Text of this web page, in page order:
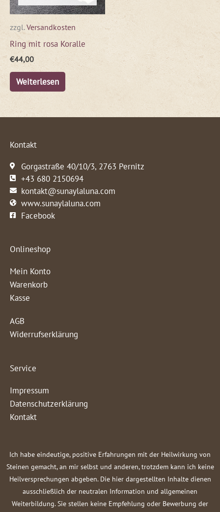
zzgl.Versandkosten
Ring mit rosa Koralle
€44,00
Weiterlesen
Kontakt
Gorgastraße 40/10/3, 2763 Pernitz
+43 680 2150694
kontakt@sunaylaluna.com
www.sunaylaluna.com
Facebook
Onlineshop
Mein Konto
Warenkorb
Kasse
AGB
Widerrufserklärung
Service
Impressum
Datenschutzerklärung
Kontakt
Ich habe eindeutige, positive Erfahrungen mit der Heilwirkung von
Steinen gemacht, an mir selbst und anderen, trotzdem kann ich keine
Heilversprechungen abgeben. Die hier dargestellten Inhalte dienen
ausschließlich der neutralen Information und allgemeinen
Weiterbildung. Sie stellen keine Empfehlung oder Bewerbung der